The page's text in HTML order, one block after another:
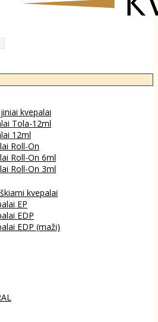
kvepalai
Tola-12ml
12ml
Roll-On
Roll-On 6ml
Roll-On 3ml
kvepalai
EP
EDP
EDP (maži)